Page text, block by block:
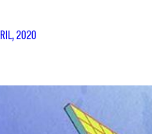
2020